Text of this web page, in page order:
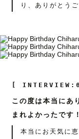
り、ありがとう
[
この度は本当にあ
まれよかったです
本当にお天気に